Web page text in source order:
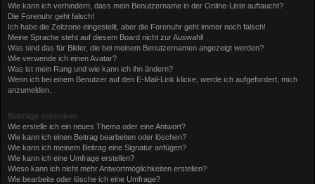
Wie kann ich verhindern, dass mein Benutzername in der Online-Liste auftaucht?
Die Forenuhr geht falsch!
Ich habe die Zeitzone eingestellt, aber die Forenuhr geht immer noch falsch!
Meine Sprache steht auf diesem Board nicht zur Auswahl!
Was sind das für Bilder, die bei meinem Benutzernamen angezeigt werden?
Wie verwende ich einen Avatar?
Was ist mein Rang und wie kann ich ihn ändern?
Wenn ich bei einem Benutzer auf den E-Mail-Link klicke, werde ich aufgefordert, mich
anzumelden.
Beiträge schreiben
Wie erstelle ich ein neues Thema oder eine Antwort?
Wie kann ich einen Beitrag bearbeiten oder löschen?
Wie kann ich meinem Beitrag eine Signatur anfügen?
Wie kann ich eine Umfrage erstellen?
Wieso kann ich nicht mehr Antwortmöglichkeiten erstellen?
Wie bearbeite oder lösche ich eine Umfrage?